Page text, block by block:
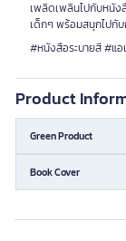
เพลิดเพลินไปกับหนังสื
เด็กๆ พร้อมสนุกไปกับ
#หนังสือระบายสี #
Product
Green Product
Book Cover